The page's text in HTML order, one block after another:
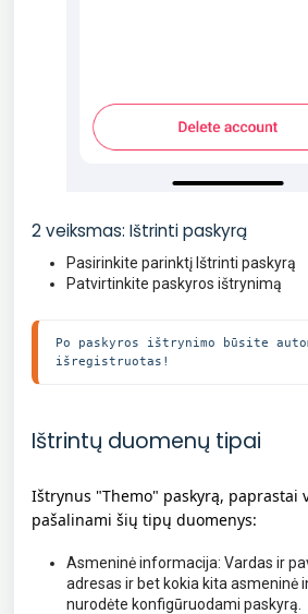
2 veiksmas: Ištrinti paskyrą
Pasirinkite parinktį Ištrinti paskyrą
Patvirtinkite paskyros ištrynimą
Po paskyros ištrynimo būsite
išregistruotas!
Ištrintų duomenų tipai
Ištrynus "Themo" paskyrą, paprastai
pašalinami šių tipų duomenys:
Asmeninė informacija: Vardas ir
adresas ir bet kokia kita asmeninė
nurodėte konfigūruodami paskyrą.